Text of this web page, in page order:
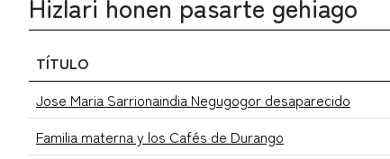
Hizlari honen pasarte gehiago
TÍTULO
Jose Maria Sarrionaindia Negugogor desaparecido
Familia materna y los Cafés de Durango